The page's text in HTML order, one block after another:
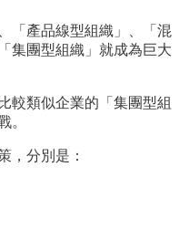
「產品線型組織」、「混
集團型組織」就成為巨大
較類似企業的「集團型組
。
，分別是：